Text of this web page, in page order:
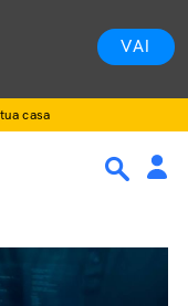
VAI
casa